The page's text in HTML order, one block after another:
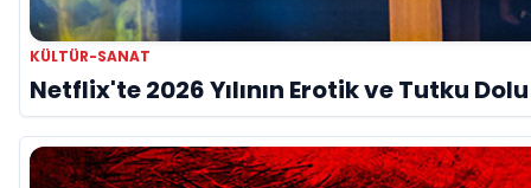
KÜLTÜR-SANAT
Netflix'te 2026 Yılının Erotik ve Tutku